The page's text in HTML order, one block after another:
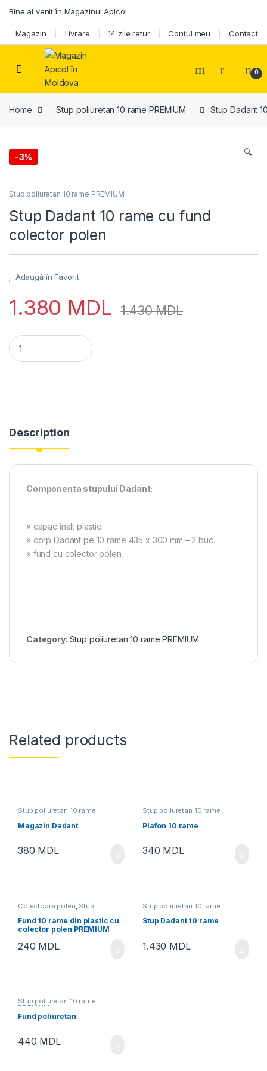
Skip to navigation
Skip to content
Bine ai venit în Magazinul Apicol
Magazin Livrare 14 zile retur Contul meu Contact
0
Home Stup poliuretan 10 rame PREMIUM Stup Dadant
-3% 🔍
Stup poliuretan 10 rame PREMIUM
Stup Dadant 10 rame cu fund
colector polen
Adaugă în Favorit
1.380 MDL 1.430MDL
Stup Dadant 10 rame cu fund colector polen quantity
Description
Componenta stupului Dadant:
» capac înalt plastic
» corp Dadant pe 10 rame 435 х 300 mm – 2 buc.
» fund cu colector polen
Category: Stup poliuretan 10 rame PREMIUM
Related products
Stup poliuretan 10 rame
PREMIUM
Magazin Dadant
380 MDL
Stup poliuretan 10 rame
PREMIUM
Plafon 10 rame
340 MDL
Colectoare polen, Stup
poliuretan 10 rame PREMIUM
Stupi din penopolistirol TURCIA
10 rame
Fund 10 rame din plastic cu
colector polen PREMIUM
240 MDL
Stup poliuretan 10 rame
PREMIUM
Stup Dadant 10 rame
1.430 MDL
Stup poliuretan 10 rame
PREMIUM
Fund poliuretan
440 MDL